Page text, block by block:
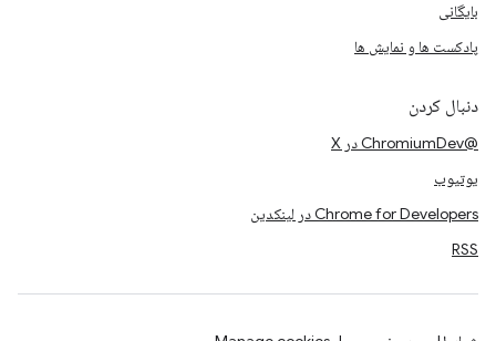
بایگانی
پادکست ها و نمایش ها
دنبال کردن
@ChromiumDev در X
یوتیوب
Chrome for Developers در لینکدین
RSS